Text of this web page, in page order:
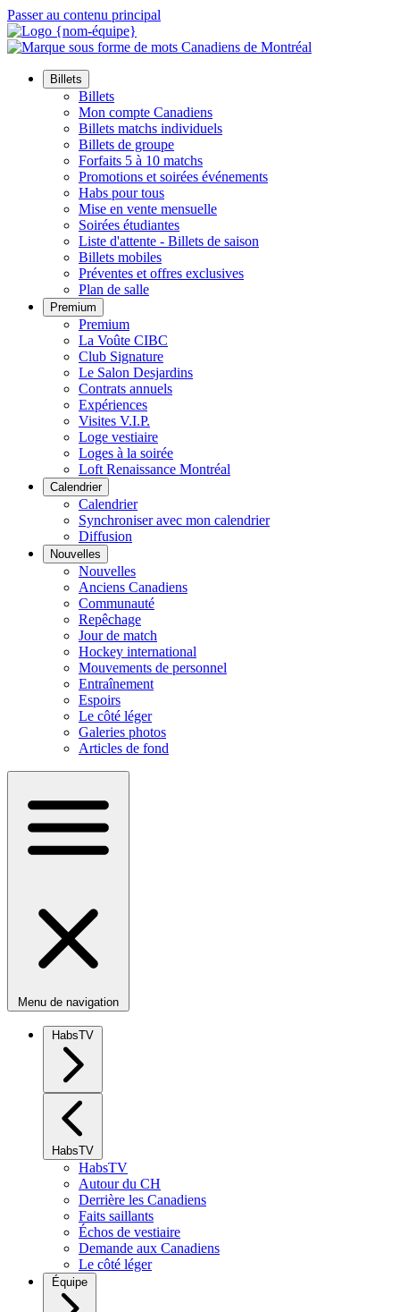
Passer au contenu principal
Billets
Billets
Mon compte Canadiens
Billets matchs individuels
Billets de groupe
Forfaits 5 à 10 matchs
Promotions et soirées événements
Habs pour tous
Mise en vente mensuelle
Soirées étudiantes
Liste d'attente - Billets de saison
Billets mobiles
Préventes et offres exclusives
Plan de salle
Premium
Premium
La Voûte CIBC
Club Signature
Le Salon Desjardins
Contrats annuels
Expériences
Visites V.I.P.
Loge vestiaire
Loges à la soirée
Loft Renaissance Montréal
Calendrier
Calendrier
Synchroniser avec mon calendrier
Diffusion
Nouvelles
Nouvelles
Anciens Canadiens
Communauté
Repêchage
Jour de match
Hockey international
Mouvements de personnel
Entraînement
Espoirs
Le côté léger
Galeries photos
Articles de fond
Menu de navigation
HabsTV
HabsTV
HabsTV
Autour du CH
Derrière les Canadiens
Faits saillants
Échos de vestiaire
Demande aux Canadiens
Le côté léger
Équipe